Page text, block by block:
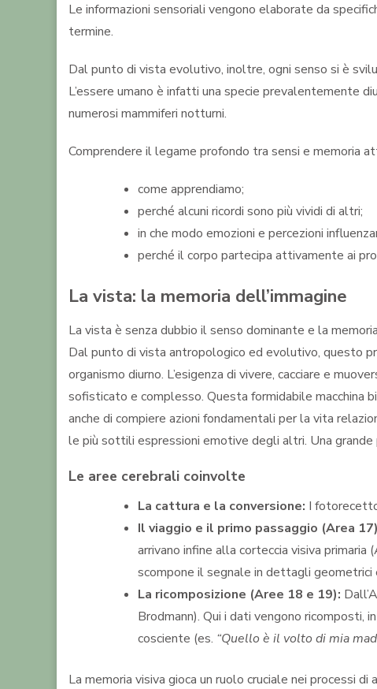
Le informazioni sensoriali vengono elaborate da
termine.
Dal punto di vista evolutivo, inoltre, ogni senso si è
L’essere umano è infatti una specie prevalentemente
numerosi mammiferi notturni.
Comprendere il legame profondo tra sensi e memoria
come apprendiamo;
perché alcuni ricordi sono più vividi di altri;
in che modo emozioni e percezioni
perché il corpo partecipa attivamente ai
La vista: la memoria dell’immagine
La vista è senza dubbio il senso dominante e la
Dal punto di vista antropologico ed evolutivo, questo
organismo diurno. L’esigenza di vivere, cacciare e
sofisticato e complesso. Questa formidabile macchina
anche di compiere azioni fondamentali per la vita
le più sottili espressioni emotive degli altri. Una
Le aree cerebrali coinvolte
La cattura e la conversione: I
Il viaggio e il primo passaggio (Area
arrivano infine alla corteccia visiva
scompone il segnale in dettagli
La ricomposizione (Aree 18 e 19):
Brodmann). Qui i dati vengono ricomposti,
cosciente (es. “Quello è il volto di mia
La memoria visiva gioca un ruolo cruciale nei processi